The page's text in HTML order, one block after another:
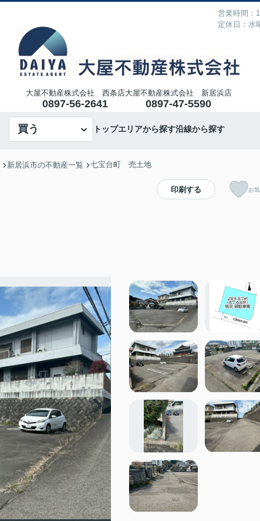
営業時間：
定休日：水
大屋不動産株式会社 西条店
0897-56-2641
大屋不動産株式会社 新居浜店
0897-47-5590
買う トップエリアから探す沿線から探す
新居浜市の不動産一覧 七宝台町 売土地
印刷する お